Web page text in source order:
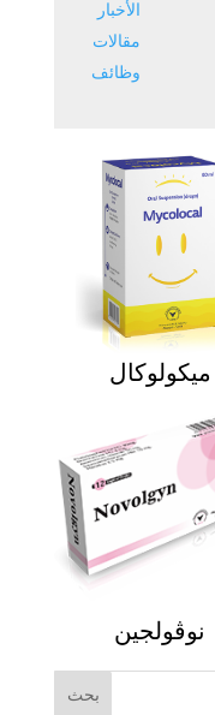
الأخبار
مقالات
وظائف
ميكولوكال
نوڨولجين